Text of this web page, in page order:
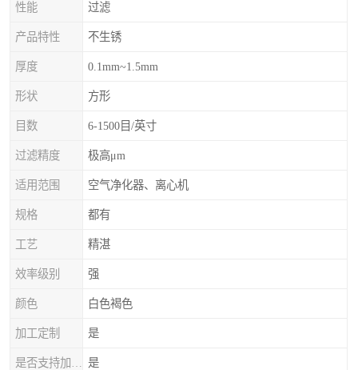
性能 过滤
产品特性 不生锈
厚度 0.1mm~1.5mm
形状 方形
目数 6-1500目/英寸
过滤精度 极高μm
适用范围 空气净化器、离心机
规格 都有
工艺 精湛
效率级别 强
颜色 白色褐色
加工定制 是
是